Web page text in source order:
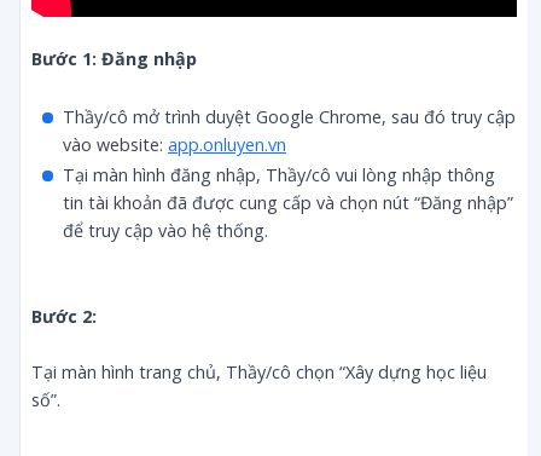
Bước 1: Đăng nhập
Thầy/cô mở trình duyệt Google Chrome, sau đó truy cập
vào website: app.onluyen.vn
Tại màn hình đăng nhập, Thầy/cô vui lòng nhập thông
tin tài khoản đã được cung cấp và chọn nút “Đăng nhập”
để truy cập vào hệ thống.
Bước 2:
Tại màn hình trang chủ, Thầy/cô chọn “Xây dựng học liệu
số”.